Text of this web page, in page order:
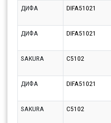
ДИФА
DIFA51021
ДИФА DIFA51021
SAKURA
C5102
ДИФА DIFA51021
SAKURA
C5102